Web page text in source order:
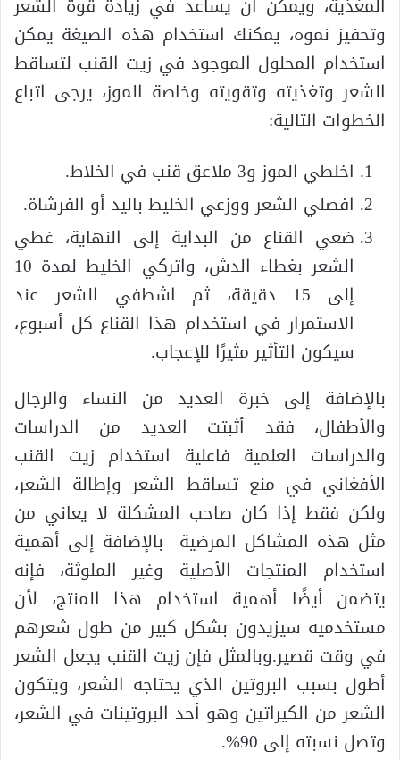
المغذية، ويمكن أن يساعد في زيادة قوة الشعر
وتحفيز نموه، يمكنك استخدام هذه الصيغة يمكن
استخدام المحلول الموجود في زيت القنب لتساقط
الشعر وتغذيته وتقويته وخاصة الموز، يرجى اتباع
الخطوات التالية:
اخلطي الموز و3 ملاعق قنب في الخلاط.
افصلي الشعر ووزعي الخليط باليد أو الفرشاة.
ضعي القناع من البداية إلى النهاية، غطي
الشعر بغطاء الدش، واتركي الخليط لمدة 10
إلى 15 دقيقة، ثم اشطفي الشعر عند
الاستمرار في استخدام هذا القناع كل أسبوع،
سيكون التأثير مثيرًا للإعجاب.
بالإضافة إلى خبرة العديد من النساء والرجال
والأطفال، فقد أثبتت العديد من الدراسات
والدراسات العلمية فاعلية استخدام زيت القنب
الأفغاني في منع تساقط الشعر وإطالة الشعر،
ولكن فقط إذا كان صاحب المشكلة لا يعاني من
مثل هذه المشاكل المرضية بالإضافة إلى أهمية
استخدام المنتجات الأصلية وغير الملوثة، فإنه
يتضمن أيضًا أهمية استخدام هذا المنتج، لأن
مستخدميه سيزيدون بشكل كبير من طول شعرهم
في وقت قصير.وبالمثل فإن زيت القنب يجعل الشعر
أطول بسبب البروتين الذي يحتاجه الشعر، ويتكون
الشعر من الكيراتين وهو أحد البروتينات في الشعر،
وتصل نسبته إلى 90%.